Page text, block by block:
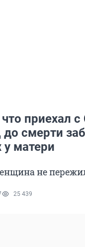
приехал
смерти
у матери
не
25 439